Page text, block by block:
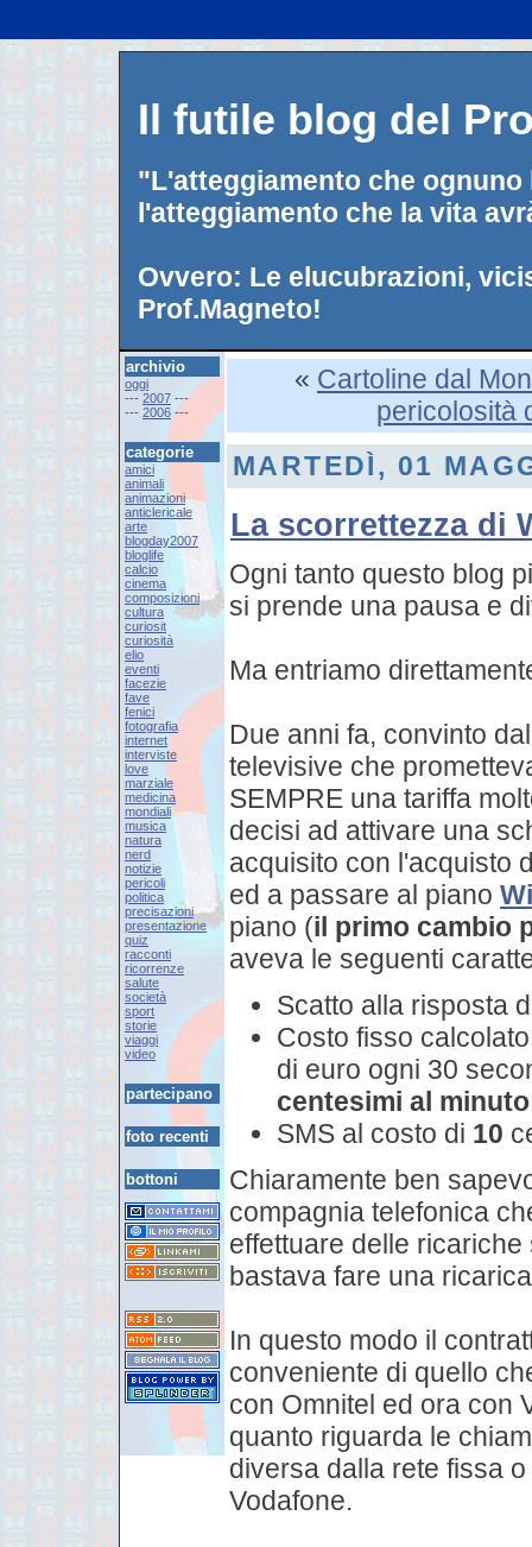
Il futile blog del
"L'atteggiamento che
l'atteggiamento che la vita
Ovvero: Le elucubrazioni,
Prof.Magneto!
archivio
oggi
--- 2007 ---
--- 2006 ---
categorie
amici
animali
animazioni
anticlericale
arte
blogday2007
bloglife
calcio
cinema
composizioni
cultura
curiosit
curiosità
elio
eventi
facezie
fave
fenici
fotografia
internet
interviste
love
marziale
medicina
mondiali
musica
natura
nerd
notizie
pericoli
politica
precisazioni
presentazione
quiz
racconti
ricorrenze
salute
società
sport
storie
viaggi
video
partecipano
foto recenti
bottoni
« Cartoline dal
pericolosità
MARTEDÌ, 01
La scorrettezza di
Ogni tanto questo blog
si prende una pausa e
Ma entriamo
Due anni fa, convinto
televisive che
SEMPRE una tariffa
decisi ad attivare una
acquisito con l'acquisto
ed a passare al piano
piano (il primo cambio
aveva le seguenti
Scatto alla risposta
Costo fisso
di euro ogni 30
centesimi al minuto
SMS al costo di 10
Chiaramente ben
compagnia telefonica
effettuare delle
bastava fare una
In questo modo il
conveniente di quello
con Omnitel ed ora con
quanto riguarda le
diversa dalla rete fissa
Vodafone.